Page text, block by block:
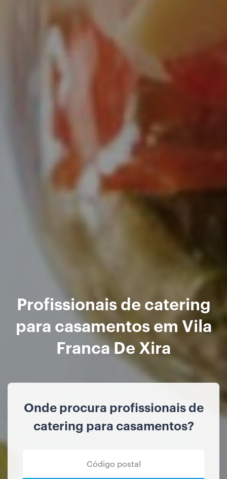
Profissionais de catering
para casamentos em Vila
Franca De Xira
Onde procura profissionais de
catering para casamentos?